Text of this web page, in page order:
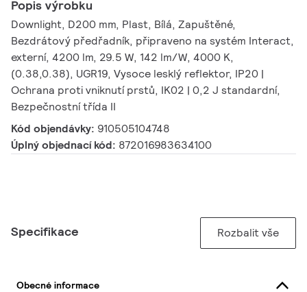
Popis výrobku
Downlight, D200 mm, Plast, Bílá, Zapuštěné,
Bezdrátový předřadník, připraveno na systém Interact,
externí, 4200 lm, 29.5 W, 142 lm/W, 4000 K,
(0.38,0.38), UGR19, Vysoce lesklý reflektor, IP20 |
Ochrana proti vniknutí prstů, IK02 | 0,2 J standardní,
Bezpečnostní třída II
Kód objendávky: 910505104748
Úplný objednací kód: 872016983634100
Specifikace Rozbalit vše
Obecné informace